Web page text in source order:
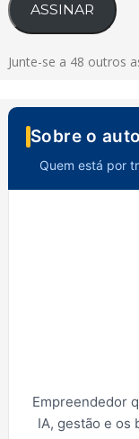
ASSINAR
Junte-se a 48 outros
Sobre o
Quem está por
Empreendedor
IA, gestão e os